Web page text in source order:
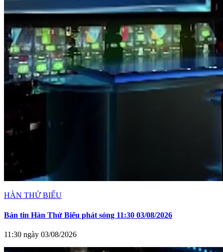
HÀN THỬ BIỂU
Bản tin Hàn Thử Biểu phát sóng 11:30 03/08/2026
11:30 ngày 03/08/2026